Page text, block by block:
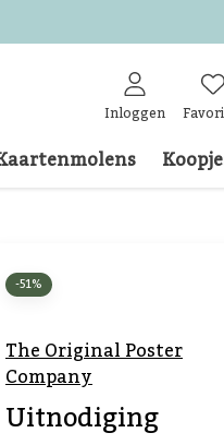
Inloggen
-51%
The Original Poster
Company
Uitnodiging